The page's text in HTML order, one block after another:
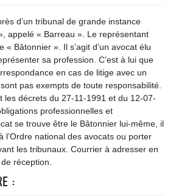
d’un tribunal de grande instance
appelé « Barreau ». Le représentant
« Bâtonnier ». Il s’agit d’un avocat élu
sa profession. C’est à lui que
en cas de litige avec un
pas exempts de toute responsabilité.
les décrets du 27-11-1991 et du 12-07-
professionnelles et
se trouve être le Bâtonnier lui-même, il
l’Ordre national des avocats ou porter
les tribunaux. Courrier à adresser en
réception.
: